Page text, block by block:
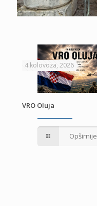
4 kolovoza, 2026
VRO Oluja
Opširnije